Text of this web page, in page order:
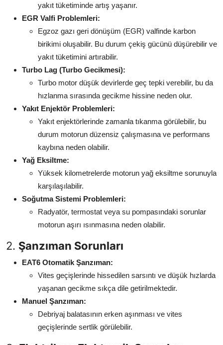
yakıt tüketiminde artış yaşanır.
EGR Valfi Problemleri:
Egzoz gazı geri dönüşüm (EGR) valfinde karbon
birikimi oluşabilir. Bu durum çekiş gücünü düşürebilir ve
yakıt tüketimini artırabilir.
Turbo Lag (Turbo Gecikmesi):
Turbo motor düşük devirlerde geç tepki verebilir, bu da
hızlanma sırasında gecikme hissine neden olur.
Yakıt Enjektör Problemleri:
Yakıt enjektörlerinde zamanla tıkanma görülebilir, bu
durum motorun düzensiz çalışmasına ve performans
kaybına neden olabilir.
Yağ Eksiltme:
Yüksek kilometrelerde motorun yağ eksiltme sorunuyla
karşılaşılabilir.
Soğutma Sistemi Problemleri:
Radyatör, termostat veya su pompasındaki sorunlar
motorun aşırı ısınmasına neden olabilir.
2. Şanzıman Sorunları
EAT6 Otomatik Şanzıman:
Vites geçişlerinde hissedilen sarsıntı ve düşük hızlarda
yaşanan gecikme sıkça dile getirilmektedir.
Manuel Şanzıman:
Debriyaj balatasının erken aşınması ve vites
geçişlerinde sertlik görülebilir.